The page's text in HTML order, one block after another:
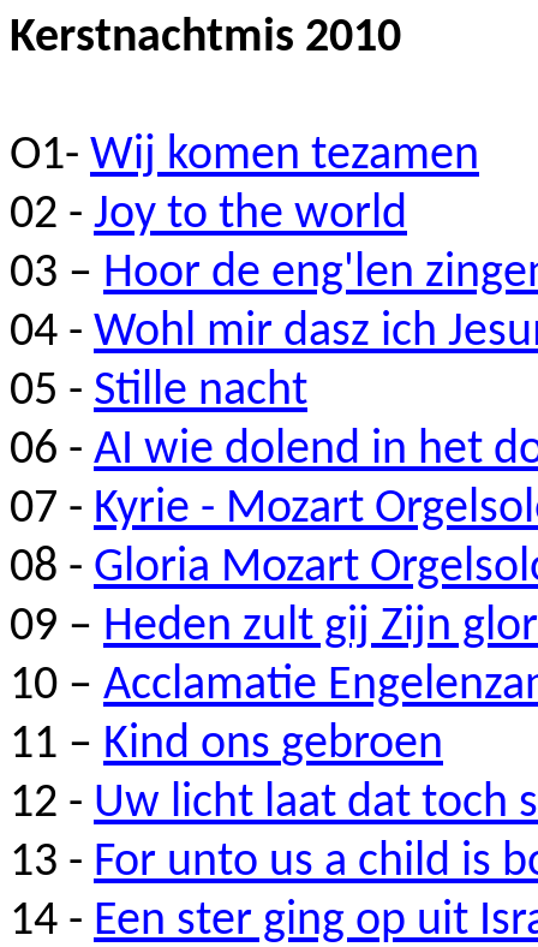
Kerstnachtmis 2010
O1- Wij komen tezamen
02 - Joy to the world
03 – Hoor de eng'len
04 - Wohl mir dasz ich
05 - Stille nacht
06 - AI wie dolend in het
07 - Kyrie - Mozart
08 - Gloria Mozart
09 – Heden zult gij Zijn
10 – Acclamatie
11 – Kind ons gebroen
12 - Uw licht laat dat toch
13 - For unto us a child is
14 - Een ster ging op uit